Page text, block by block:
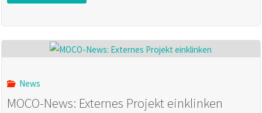
Größeres
News
MOCO-News: Externes Projekt einklinken